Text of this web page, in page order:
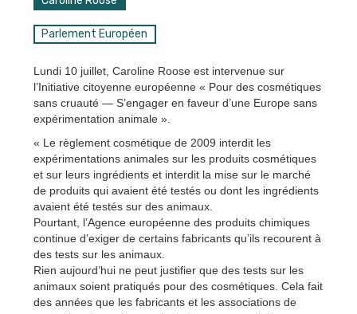
Parlement Européen
Lundi 10 juillet, Caroline Roose est intervenue sur
l’Initiative citoyenne européenne « Pour des cosmétiques
sans cruauté — S’engager en faveur d’une Europe sans
expérimentation animale ».
« Le règlement cosmétique de 2009 interdit les
expérimentations animales sur les produits cosmétiques
et sur leurs ingrédients et interdit la mise sur le marché
de produits qui avaient été testés ou dont les ingrédients
avaient été testés sur des animaux.
Pourtant, l’Agence européenne des produits chimiques
continue d’exiger de certains fabricants qu’ils recourent à
des tests sur les animaux.
Rien aujourd’hui ne peut justifier que des tests sur les
animaux soient pratiqués pour des cosmétiques. Cela fait
des années que les fabricants et les associations de